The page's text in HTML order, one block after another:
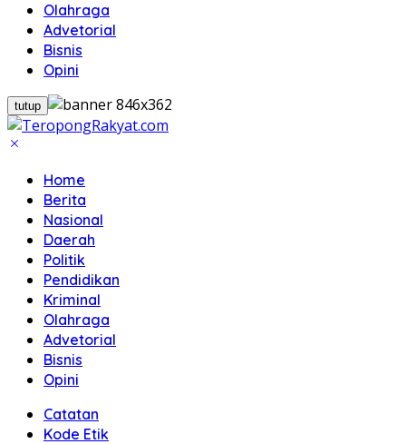
Olahraga
Advetorial
Bisnis
Opini
tutup
Home
Berita
Nasional
Daerah
Politik
Pendidikan
Kriminal
Olahraga
Advetorial
Bisnis
Opini
Catatan
Kode Etik